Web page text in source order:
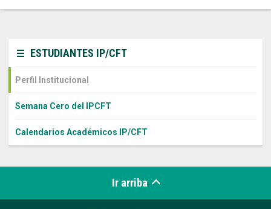
ESTUDIANTES IP/CFT
Perfil Institucional
Semana Cero del IPCFT
Calendarios Académicos IP/CFT
Ir arriba